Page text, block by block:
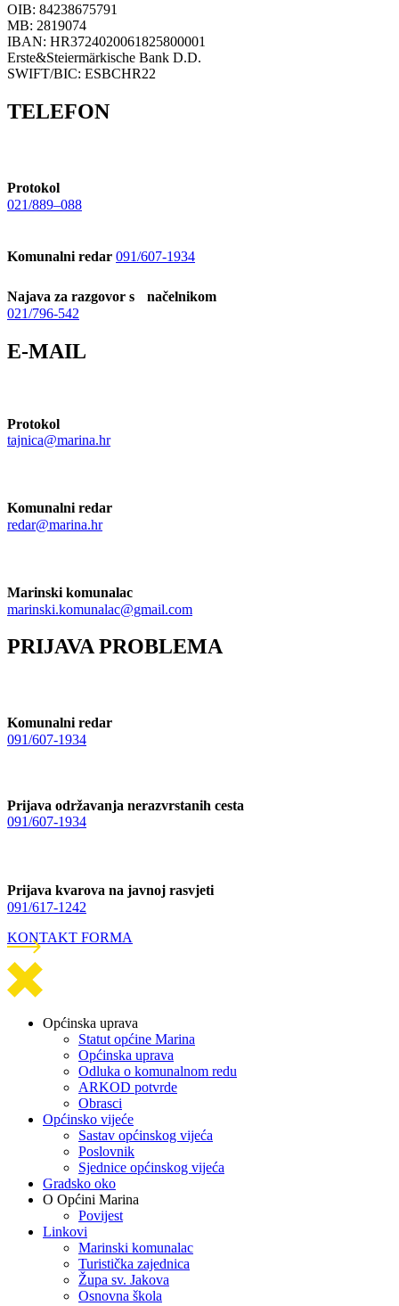
OIB: 84238675791
MB: 2819074
IBAN: HR3724020061825800001
Erste&Steiermärkische Bank D.D.
SWIFT/BIC: ESBCHR22
TELEFON
Protokol
021/889–088
Komunalni redar 091/607-1934
Najava za razgovor s načelnikom
021/796-542
E-MAIL
Protokol
tajnica@marina.hr
Komunalni redar
redar@marina.hr
Marinski komunalac
marinski.komunalac@gmail.com
PRIJAVA PROBLEMA
Komunalni redar
091/607-1934
Prijava održavanja nerazvrstanih cesta
091/607-1934
Prijava kvarova na javnoj rasvjeti
091/617-1242
KONTAKT FORMA
Općinska uprava
Statut općine Marina
Općinska uprava
Odluka o komunalnom redu
ARKOD potvrde
Obrasci
Općinsko vijeće
Sastav općinskog vijeća
Poslovnik
Sjednice općinskog vijeća
Gradsko oko
O Općini Marina
Povijest
Linkovi
Marinski komunalac
Turistička zajednica
Župa sv. Jakova
Osnovna škola